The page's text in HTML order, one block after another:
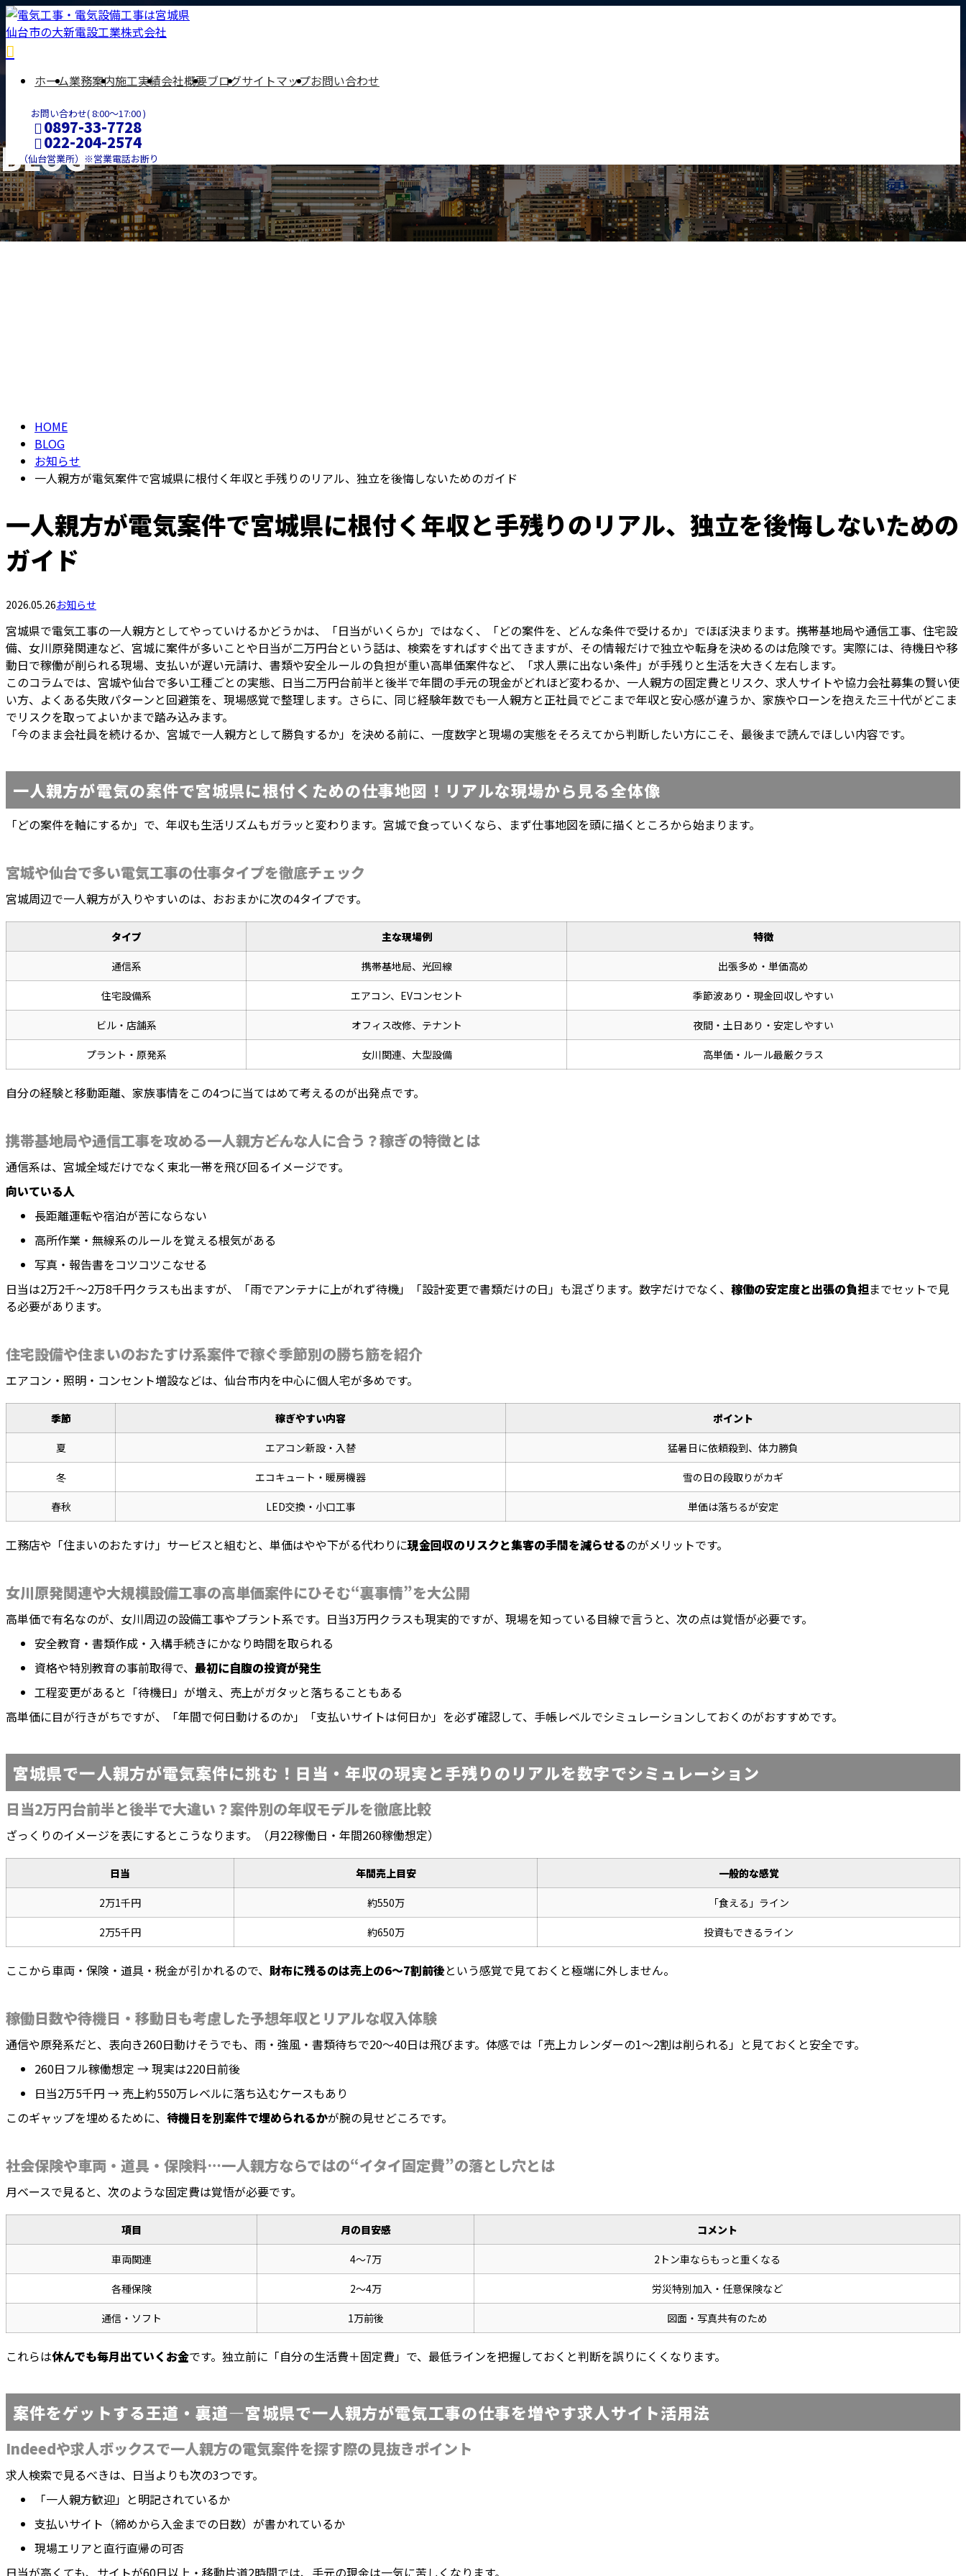
ホーム業務案内施工実績会社概要ブログサイトマップお問い合わせ
お問い合わせ( 8:00～17:00 )
0897-33-7728
022-204-2574
（仙台営業所）※営業電話お断り
メールフォーム
BLOG
HOME
BLOG
お知らせ
一人親方が電気案件で宮城県に根付く年収と手残りのリアル、独立を後悔しないためのガイド
一人親方が電気案件で宮城県に根付く年収と手残りのリアル、独立を後悔しないための
ガイド
2026.05.26お知らせ
宮城県で電気工事の一人親方としてやっていけるかどうかは、「日当がいくらか」ではなく、「どの案件を、どんな条件で受けるか」でほぼ決まります。携帯基地局や通信工事、住宅設
備、女川原発関連など、宮城に案件が多いことや日当が二万円台という話は、検索をすればすぐ出てきますが、その情報だけで独立や転身を決めるのは危険です。実際には、待機日や移
動日で稼働が削られる現場、支払いが遅い元請け、書類や安全ルールの負担が重い高単価案件など、「求人票に出ない条件」が手残りと生活を大きく左右します。
このコラムでは、宮城や仙台で多い工種ごとの実態、日当二万円台前半と後半で年間の手元の現金がどれほど変わるか、一人親方の固定費とリスク、求人サイトや協力会社募集の賢い使
い方、よくある失敗パターンと回避策を、現場感覚で整理します。さらに、同じ経験年数でも一人親方と正社員でどこまで年収と安心感が違うか、家族やローンを抱えた三十代がどこま
でリスクを取ってよいかまで踏み込みます。
「今のまま会社員を続けるか、宮城で一人親方として勝負するか」を決める前に、一度数字と現場の実態をそろえてから判断したい方にこそ、最後まで読んでほしい内容です。
一人親方が電気の案件で宮城県に根付くための仕事地図！リアルな現場から見る全体像
「どの案件を軸にするか」で、年収も生活リズムもガラッと変わります。宮城で食っていくなら、まず仕事地図を頭に描くところから始まります。
宮城や仙台で多い電気工事の仕事タイプを徹底チェック
宮城周辺で一人親方が入りやすいのは、おおまかに次の4タイプです。
タイプ 主な現場例 特徴
通信系 携帯基地局、光回線 出張多め・単価高め
住宅設備系 エアコン、EVコンセント 季節波あり・現金回収しやすい
ビル・店舗系 オフィス改修、テナント 夜間・土日あり・安定しやすい
プラント・原発系 女川関連、大型設備 高単価・ルール最厳クラス
自分の経験と移動距離、家族事情をこの4つに当てはめて考えるのが出発点です。
携帯基地局や通信工事を攻める一人親方――どんな人に合う？稼ぎの特徴とは
通信系は、宮城全域だけでなく東北一帯を飛び回るイメージです。
向いている人
長距離運転や宿泊が苦にならない
高所作業・無線系のルールを覚える根気がある
写真・報告書をコツコツこなせる
日当は2万2千〜2万8千円クラスも出ますが、「雨でアンテナに上がれず待機」「設計変更で書類だけの日」も混ざります。数字だけでなく、 稼働の安定度と出張の負担までセットで見
る必要があります。
住宅設備や住まいのおたすけ系案件で稼ぐ季節別の勝ち筋を紹介
エアコン・照明・コンセント増設などは、仙台市内を中心に個人宅が多めです。
季節 稼ぎやすい内容 ポイント
夏 エアコン新設・入替 猛暑日に依頼殺到、体力勝負
冬 エコキュート・暖房機器 雪の日の段取りがカギ
春秋 LED交換・小口工事 単価は落ちるが安定
工務店や「住まいのおたすけ」サービスと組むと、単価はやや下がる代わりに現金回収のリスクと集客の手間を減らせるのがメリットです。
女川原発関連や大規模設備工事の高単価案件にひそむ“裏事情”を大公開
高単価で有名なのが、女川周辺の設備工事やプラント系です。日当3万円クラスも現実的ですが、現場を知っている目線で言うと、次の点は覚悟が必要です。
安全教育・書類作成・入構手続きにかなり時間を取られる
資格や特別教育の事前取得で、 最初に自腹の投資が発生
工程変更があると「待機日」が増え、売上がガタッと落ちることもある
高単価に目が行きがちですが、「年間で何日動けるのか」「支払いサイトは何日か」を必ず確認して、手帳レベルでシミュレーションしておくのがおすすめです。
宮城県で一人親方が電気案件に挑む！日当・年収の現実と手残りのリアルを数字でシミュレーション
日当2万円台前半と後半で大違い？案件別の年収モデルを徹底比較
ざっくりのイメージを表にするとこうなります。（月22稼働日・年間260稼働想定）
日当 年間売上目安 一般的な感覚
2万1千円 約550万 「食える」ライン
2万5千円 約650万 投資もできるライン
ここから車両・保険・道具・税金が引かれるので、 財布に残るのは売上の6〜7割前後という感覚で見ておくと極端に外しません。
稼働日数や待機日・移動日も考慮した予想年収とリアルな収入体験
通信や原発系だと、表向き260日動けそうでも、雨・強風・書類待ちで20〜40日は飛びます。体感では「売上カレンダーの1〜2割は削られる」と見ておくと安全です。
260日フル稼働想定 → 現実は220日前後
日当2万5千円 → 売上約550万レベルに落ち込むケースもあり
このギャップを埋めるために、 待機日を別案件で埋められるかが腕の見せどころです。
社会保険や車両・道具・保険料…一人親方ならではの“イタイ固定費”の落とし穴とは
月ベースで見ると、次のような固定費は覚悟が必要です。
項目 月の目安感 コメント
車両関連 4〜7万 2トン車ならもっと重くなる
各種保険 2〜4万 労災特別加入・任意保険など
通信・ソフト 1万前後 図面・写真共有のため
これらは休んでも毎月出ていくお金です。独立前に「自分の生活費＋固定費」で、最低ラインを把握しておくと判断を誤りにくくなります。
案件をゲットする王道・裏道—宮城県で一人親方が電気工事の仕事を増やす求人サイト活用法
Indeedや求人ボックスで一人親方の電気案件を探す際の見抜きポイント
求人検索で見るべきは、日当よりも次の3つです。
「一人親方歓迎」と明記されているか
支払いサイト（締めから入金までの日数）が書かれているか
現場エリアと直行直帰の可否